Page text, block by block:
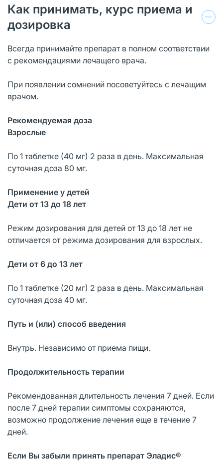
Как принимать, курс приема и
дозировка
Всегда принимайте препарат в полном соответствии
с рекомендациями лечащего врача.
При появлении сомнений посоветуйтесь с лечащим
врачом.
Рекомендуемая доза
Взрослые
По 1 таблетке (40 мг) 2 раза в день. Максимальная
суточная доза 80 мг.
Применение у детей
Дети от 13 до 18 лет
Режим дозирования для детей от 13 до 18 лет не
отличается от режима дозирования для взрослых.
Дети от 6 до 13 лет
По 1 таблетке (20 мг) 2 раза в день. Максимальная
суточная доза 40 мг.
Путь и (или) способ введения
Внутрь. Независимо от приема пищи.
Продолжительность терапии
Рекомендованная длительность лечения 7 дней. Если
после 7 дней терапии симптомы сохраняются,
возможно продолжение лечения еще в течение 7
дней.
Если Вы забыли принять препарат Эладис®